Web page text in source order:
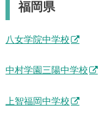
福岡県
八女学院中学校
中村学園三陽中学校
上智福岡中学校